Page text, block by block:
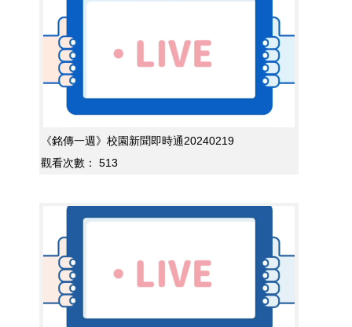
《銘傳一週》校園新聞即時通20240219
觀看次數：
513